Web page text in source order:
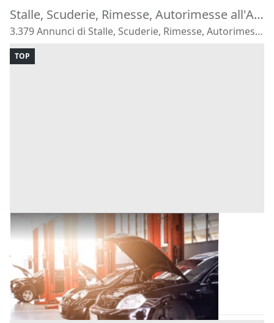
Stalle, Scuderie, Rimesse, Autorimesse all'Asta
3.379 Annunci di Stalle, Scuderie, Rimesse, Autorimesse
TOP
Veicoli all'asta a Trepuzzi
Trepuzzi (Lecce)
4.950 € 6.600 €
Codice asta:dc0da9db
02/09/2026